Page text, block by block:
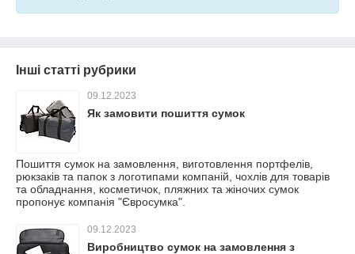
Інші статті рубрики
09.12.2023
Як замовити пошиття сумок
Пошиття сумок на замовлення, виготовлення портфелів,
рюкзаків та папок з логотипами компаній, чохлів для товарів
та обладнання, косметичок, пляжних та жіночих сумок
пропонує компанія "Євросумка".
09.12.2023
Виробництво сумок на замовлення з